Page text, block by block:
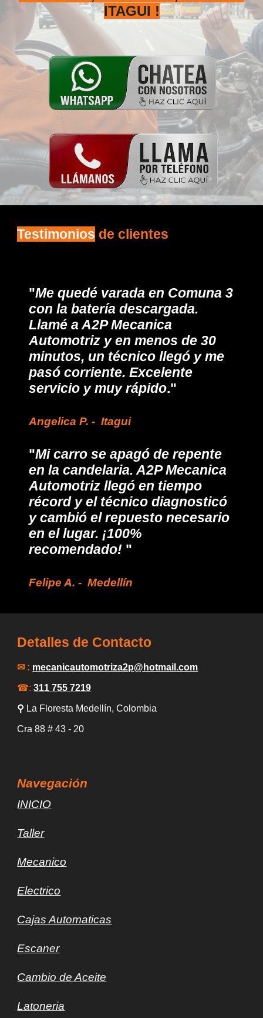
ITAGUI !
Testimonios de clientes
"Me quedé varada en Comuna 3
con la batería descargada.
Llamé a A2P Mecanica
Automotriz y en menos de 30
minutos, un técnico llegó y me
pasó corriente. Excelente
servicio y muy rápido."
Angelica P. - Itagui
"Mi carro se apagó de repente
en la candelaria. A2P Mecanica
Automotriz llegó en tiempo
récord y el técnico diagnosticó
y cambió el repuesto necesario
en el lugar. ¡100%
recomendado! "
Felipe A. -Medellín
Detalles de Contacto
✉ : mecanicautomotriza2p@hotmail.com
☎: 311 755 7219
⚲ La Floresta Medellín, Colombia
Cra 88 # 43 - 20
Navegación
INICIO
Taller
Mecanico
Electrico
Cajas Automaticas
Escaner
Cambio de Aceite
Latoneria